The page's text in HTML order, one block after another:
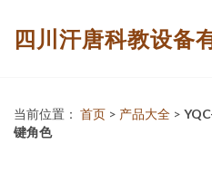
四川汗唐科教设备
当前位置： 首页 > 产品大全 >
键角色